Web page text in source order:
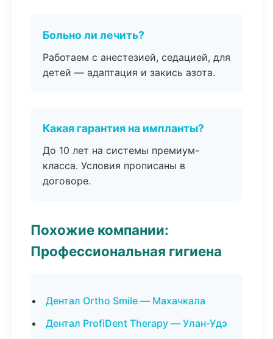
Больно ли лечить?
Работаем с анестезией, седацией, для
детей — адаптация и закись азота.
Какая гарантия на импланты?
До 10 лет на системы премиум-
класса. Условия прописаны в
договоре.
Похожие компании:
Профессиональная гигиена
Дентал Ortho Smile — Махачкала
Дентал ProfiDent Therapy — Улан-Удэ